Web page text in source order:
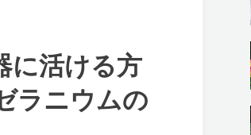
に活ける方
ラニウムの